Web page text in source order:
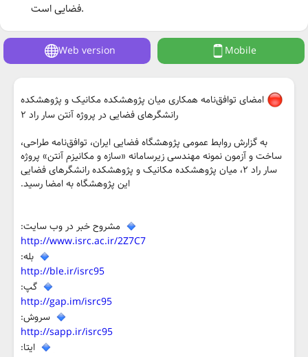
فضایی است.
Web version Mobile
امضای توافق‌نامه همکاری میان پژوهشکده مکانیک و پژوهشکده
رانشگرهای فضایی در پروژه آنتن سار راد ۲
به گزارش روابط عمومی پژوهشگاه فضایی ایران، توافق‌نامه طراحی،
ساخت و آزمون نمونه مهندسی زیرسامانه «سازه و مکانیزم آنتن» پروژه
سار راد ۲، میان پژوهشکده مکانیک و پژوهشکده رانشگرهای فضایی
این پژوهشگاه به امضا رسید.
مشروح خبر در وب سایت:
http://www.isrc.ac.ir/2Z7C7
بله:
http://ble.ir/isrc95
گپ:
http://gap.im/isrc95
سروش:
http://sapp.ir/isrc95
ایتا: